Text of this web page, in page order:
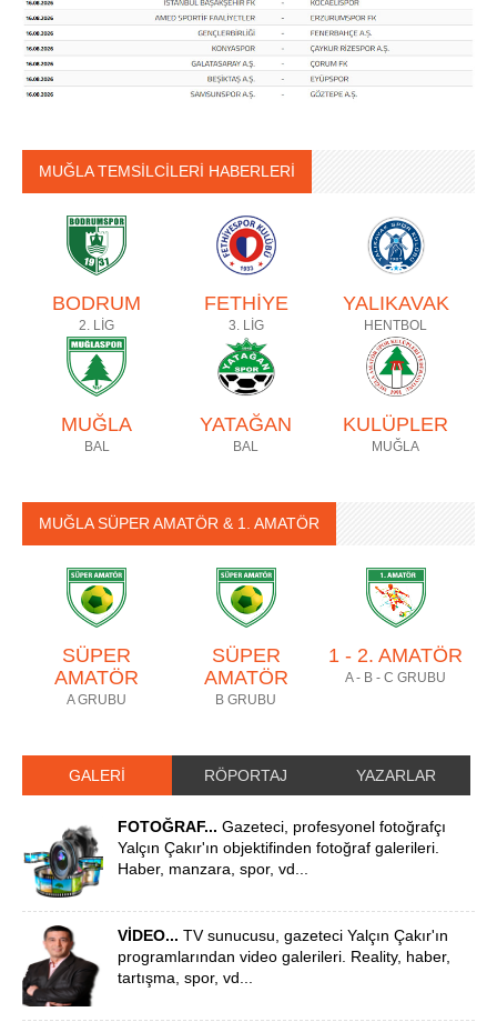
MUĞLA TEMSİLCİLERİ HABERLERİ
BODRUM
2. LİG
FETHİYE
3. LİG
YALIKAVAK
HENTBOL
MUĞLA
BAL
YATAĞAN
BAL
KULÜPLER
MUĞLA
MUĞLA SÜPER AMATÖR & 1. AMATÖR
SÜPER
AMATÖR
A GRUBU
SÜPER
AMATÖR
B GRUBU
1 - 2. AMATÖR
A - B - C GRUBU
GALERİ RÖPORTAJ YAZARLAR
FOTOĞRAF... Gazeteci, profesyonel fotoğrafçı
Yalçın Çakır'ın objektifinden fotoğraf galerileri.
Haber, manzara, spor, vd...
VİDEO... TV sunucusu, gazeteci Yalçın Çakır'ın
programlarından video galerileri. Reality, haber,
tartışma, spor, vd...